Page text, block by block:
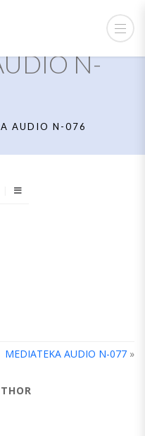
N-
AUDIO N-076
MEDIATEKA AUDIO N-077 »